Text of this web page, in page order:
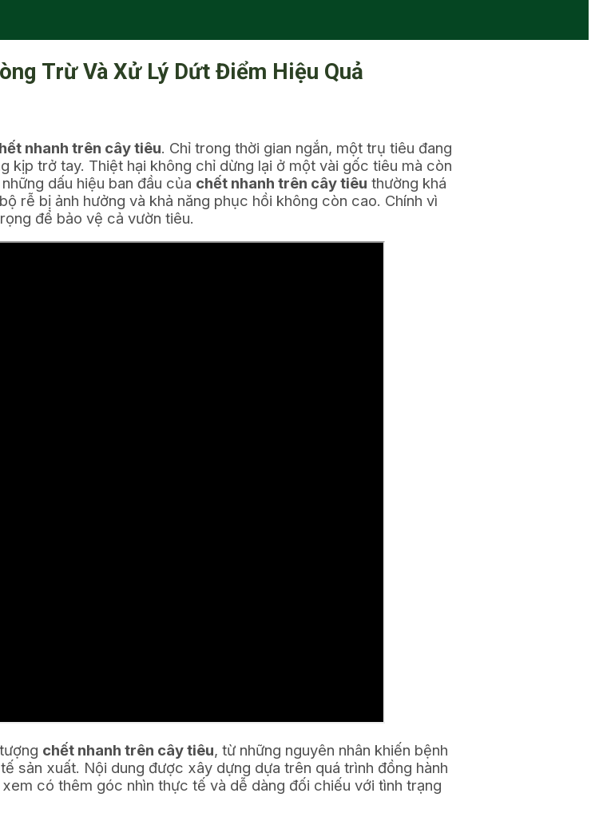
Trừ Và Xử Lý Dứt Điểm Hiệu Quả
nhanh trên cây tiêu. Chỉ trong thời gian ngắn, một trụ tiêu đang
kịp trở tay. Thiệt hại không chỉ dừng lại ở một vài gốc tiêu mà còn
dấu hiệu ban đầu của chết nhanh trên cây tiêu thường khá
rễ bị ảnh hưởng và khả năng phục hồi không còn cao. Chính vì
để bảo vệ cả vườn tiêu.
chết nhanh trên cây tiêu, từ những nguyên nhân khiến bệnh
sản xuất. Nội dung được xây dựng dựa trên quá trình đồng hành
có thêm góc nhìn thực tế và dễ dàng đối chiếu với tình trạng